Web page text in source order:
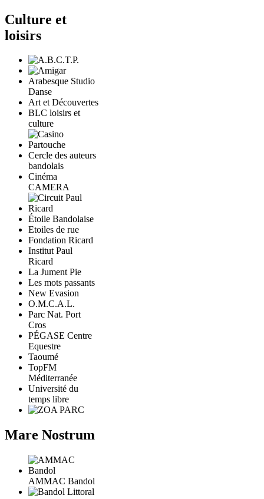
Culture et
loisirs
Arabesque Studio
Danse
Art et Découvertes
BLC loisirs et
culture
Cercle des auteurs
bandolais
Cinéma
CAMERA
Étoile Bandolaise
Etoiles de rue
Fondation Ricard
Institut Paul
Ricard
La Jument Pie
Les mots passants
New Evasion
O.M.C.A.L.
Parc Nat. Port
Cros
PÉGASE Centre
Equestre
Taoumé
TopFM
Méditerranée
Université du
temps libre
Mare Nostrum
AMMAC Bandol